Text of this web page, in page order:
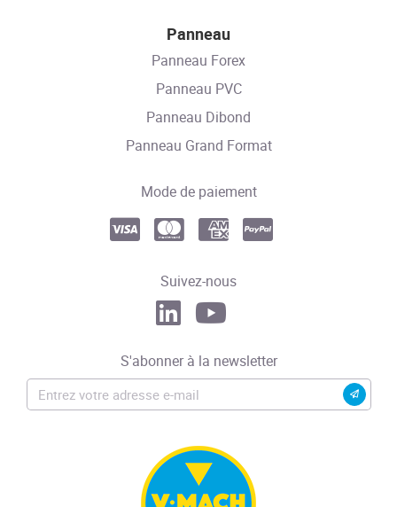
Panneau
Panneau Forex
Panneau PVC
Panneau Dibond
Panneau Grand Format
Mode de paiement
Suivez-nous
S'abonner à la newsletter